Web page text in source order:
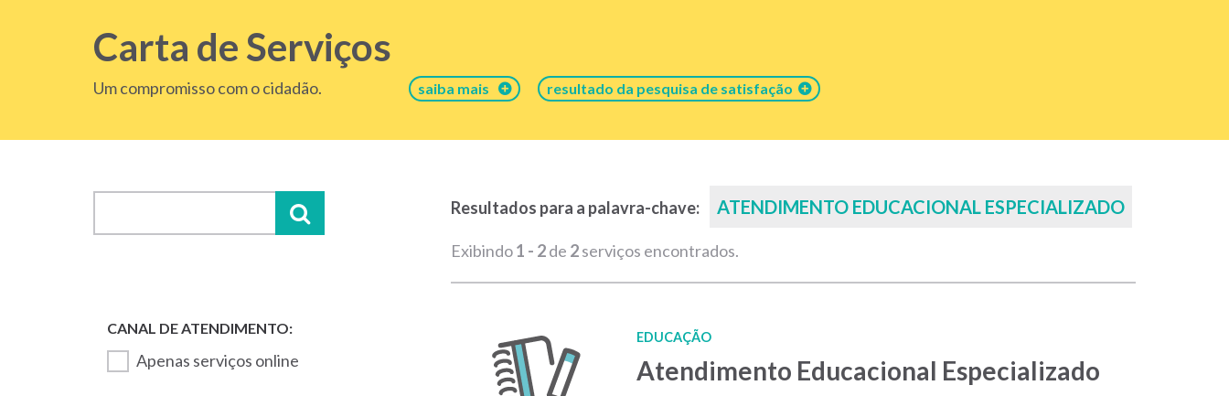
Carta de Serviços
Um compromisso com o cidadão. saiba mais resultado da pesquisa de satisfação
Apenas serviços online
Resultados para a palavra-chave: ATENDIMENTO EDUCACIONAL ESPECIALIZADO
Exibindo1 - 2de 2serviços encontrados.
EDUCAÇÃO
Atendimento Educacional Especializado